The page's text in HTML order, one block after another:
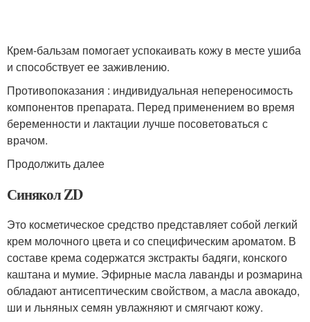
Крем-бальзам помогает успокаивать кожу в месте ушиба
и способствует ее заживлению.
Противопоказания : индивидуальная непереносимость
компонентов препарата. Перед применением во время
беременности и лактации лучше посоветоваться с
врачом.
Продолжить далее
Синякол ZD
Это косметическое средство представляет собой легкий
крем молочного цвета и со специфическим ароматом. В
составе крема содержатся экстракты бадяги, конского
каштана и мумие. Эфирные масла лаванды и розмарина
обладают антисептическим свойством, а масла авокадо,
ши и льняных семян увлажняют и смягчают кожу.